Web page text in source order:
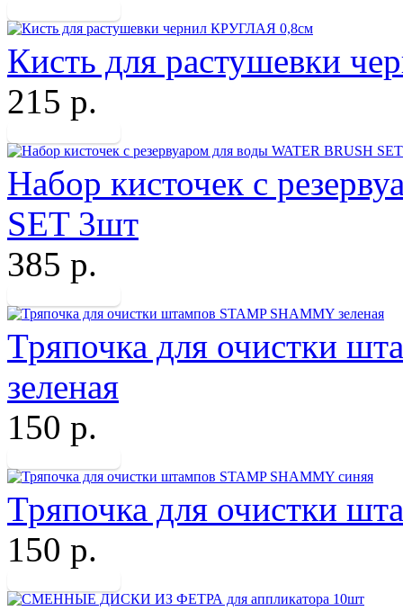
Кисть для растушевки
215 р.
Набор кисточек с
SET 3шт
385 р.
Тряпочка для очистки
зеленая
150 р.
Тряпочка для очистки
150 р.